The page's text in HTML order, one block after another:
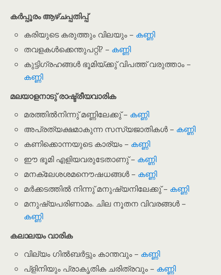
കർപ്പൂരം ആഴ്ചപ്പതിപ്പ്
കരിയുടെ കരുത്തും വിലയും – കണ്ണി
തവളകൾക്കെന്തുപറ്റി? – കണ്ണി
കുട്ടിഗ്രഹങ്ങൾ ഭൂമിയ്ക്കു് വിപത്ത് വരുത്താം –
കണ്ണി
മലയാളനാടു് രാഷ്ട്രീയവാരിക
മരത്തിൽനിന്നു് മണ്ണിലേക്കു് – കണ്ണി
അപ്രത്യക്ഷമാകുന്ന സസ്യജാതികൾ – കണ്ണി
കണിക്കൊന്നയുടെ കാര്യം – കണ്ണി
ഈ ഭൂമി എളിയവരുടേതാണു് – കണ്ണി
മനക്ലേശശമനൌഷധങ്ങൾ – കണ്ണി
മർക്കടത്തിൽ നിന്നു് മനുഷ്യനിലേക്കു് – കണ്ണി
മനുഷ്യപരിണാമം. ചില നൂതന വിവരങ്ങൾ –
കണ്ണി
കലാലയം വാരിക
വില്യം ഗിൽബർട്ടും കാന്തവും – കണ്ണി
പ്‌ളിനിയും പ്രാകൃതിക ചരിത്രവും – കണ്ണി